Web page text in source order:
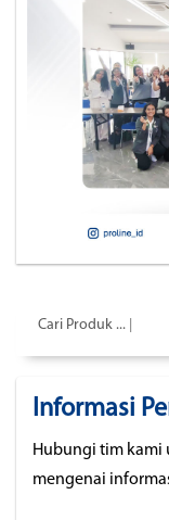
Cari Produk ...
Informasi
Hubungi tim
mengenai